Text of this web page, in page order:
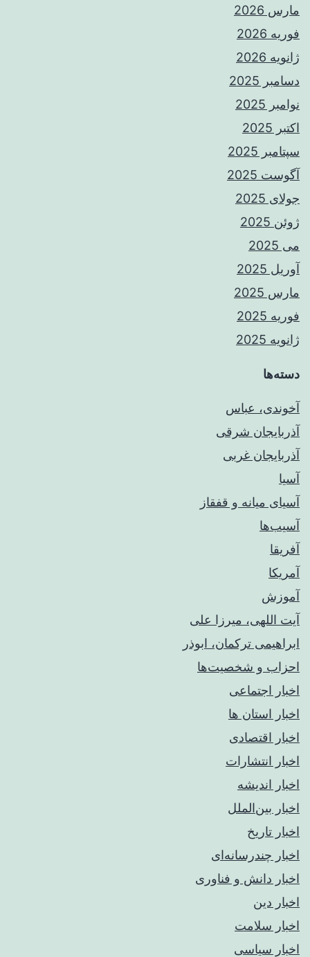
مارس 2026
فوریه 2026
ژانویه 2026
دسامبر 2025
نوامبر 2025
اکتبر 2025
سپتامبر 2025
آگوست 2025
جولای 2025
ژوئن 2025
می 2025
آوریل 2025
مارس 2025
فوریه 2025
ژانویه 2025
دسته‌ها
آخوندی، عباس
آذربایجان شرقی
آذربایجان غربی
آسیا
آسیای میانه و قفقاز
آسیب‌ها
آفریقا
آمریکا
آموزش
آیت اللهی، میرزا علی
ابراهیمی ترکمان، ابوذر
احزاب و شخصیت‌ها
اخبار اجتماعی
اخبار استان ها
اخبار اقتصادی
اخبار انتشارات
اخبار اندیشه
اخبار بین‌الملل
اخبار تاریخ
اخبار چندرسانه‌ای
اخبار دانش و فناوری
اخبار دین
اخبار سلامت
اخبار سیاسی